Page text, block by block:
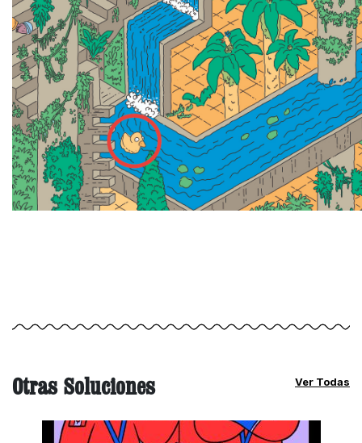
Otras Soluciones Ver Todas